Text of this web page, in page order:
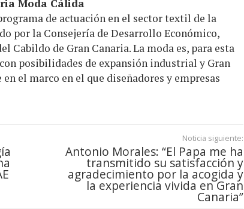
Moda Cálida
de actuación en el sector textil de la
por la Consejería de Desarrollo Económico,
Cabildo de Gran Canaria. La moda es, para esta
posibilidades de expansión industrial y Gran
el marco en el que diseñadores y empresas
Noticia siguiente:
Antonio Morales: “El Papa me ha
transmitido su satisfacción y
agradecimiento por la acogida y
la experiencia vivida en Gran
Canaria”